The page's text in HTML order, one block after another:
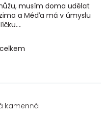
musím doma udělat
a Méďa má v úmyslu
kamenná